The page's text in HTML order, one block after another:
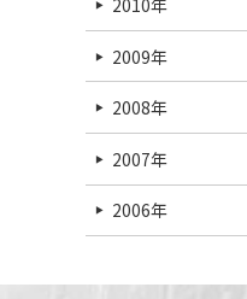
2009年
2008年
2007年
2006年